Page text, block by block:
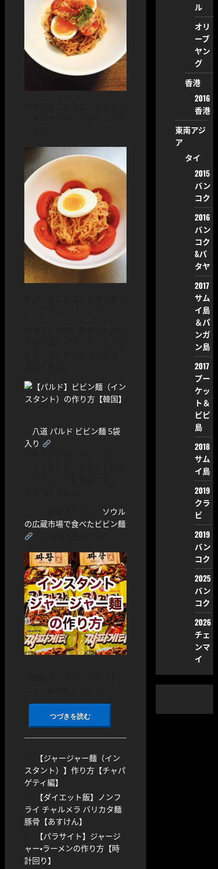
八道 パルド ビビン麺 5袋
入り
ソウル
の広蔵市場で食べたビビン麺
つづきを読む
【ジャージャー麺（イン
スタント）】作り方【チャパ
ゲティ編】
【ダイエット飯】ノンフ
ライ チャルメラ バリカタ麺
豚骨【あすけん】
【パラサイト】ジャージ
ャー・ラーメンの作り方【時
計回り】
ル
オリ
ーブ
ヤン
グ
香港
2016
香港
東南アジ
ア
タイ
2015
バン
コク
2016
バン
コク
&パ
タヤ
2017
サム
イ島
＆パ
ンガ
ン島
2017
プー
ケッ
ト＆
ピピ
島
2018
サム
イ島
2019
クラ
ビ
2019
バン
コク
2025
バン
コク
2026
チェ
ンマ
イ